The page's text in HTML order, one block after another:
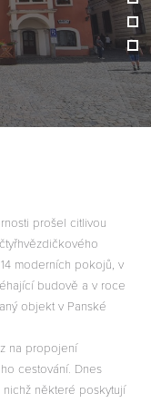
prošel citlivou
moderních pokojů, v
budově a v roce
objekt v Panské
na propojení
cestování. Dnes
některé poskytují